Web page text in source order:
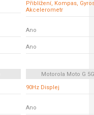
Přiblížení, Kompas,
Akcelerometr
Ano
Ano
Motorola Moto G
90Hz Displej
Ano